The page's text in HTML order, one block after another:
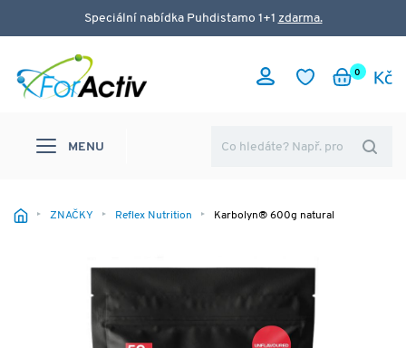
Speciální nabídka Puhdistamo 1+1 zdarma.
0
MENU
ZNAČKY Reflex Nutrition Karbolyn® 600g natural